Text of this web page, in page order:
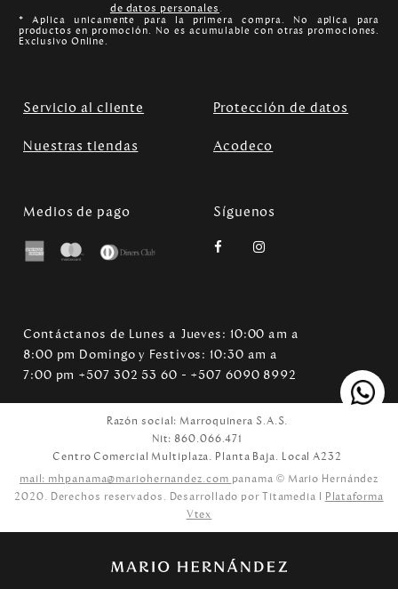
de datos personales.
* Aplica unicamente para la primera compra. No aplica para
productos en promoción. No es acumulable con otras promociones.
Exclusivo Online.
Servicio al cliente Protección de datos
Nuestras tiendas Acodeco
Medios de pago Síguenos
Contáctanos de Lunes a Jueves: 10:00 am a
8:00 pm Domingo y Festivos: 10:30 am a
7:00 pm +507 302 53 60 - +507 6090 8992
Razón social: Marroquinera S.A.S.
Nit: 860.066.471
Centro Comercial Multiplaza. Planta Baja. Local A232
mail: mhpanama@mariohernandez.com panama © Mario Hernández
2020. Derechos reservados. Desarrollado por Titamedia l Plataforma
Vtex